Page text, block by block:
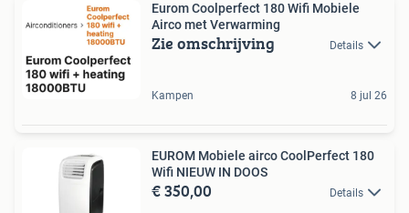
Eurom Coolperfect 180 Wifi Mobiele
Airco met Verwarming
Zie omschrijving Details
Kampen 8 jul 26
EUROM Mobiele airco CoolPerfect 180
Wifi NIEUW IN DOOS
€ 350,00 Details